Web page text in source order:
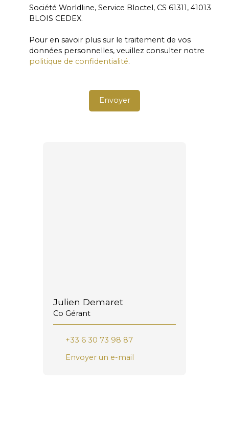
Société Worldline, Service Bloctel, CS 61311, 41013
BLOIS CEDEX.
Pour en savoir plus sur le traitement de vos
données personnelles, veuillez consulter notre
politique de confidentialité.
Envoyer
Julien Demaret
Co Gérant
+33 6 30 73 98 87
Envoyer un e-mail